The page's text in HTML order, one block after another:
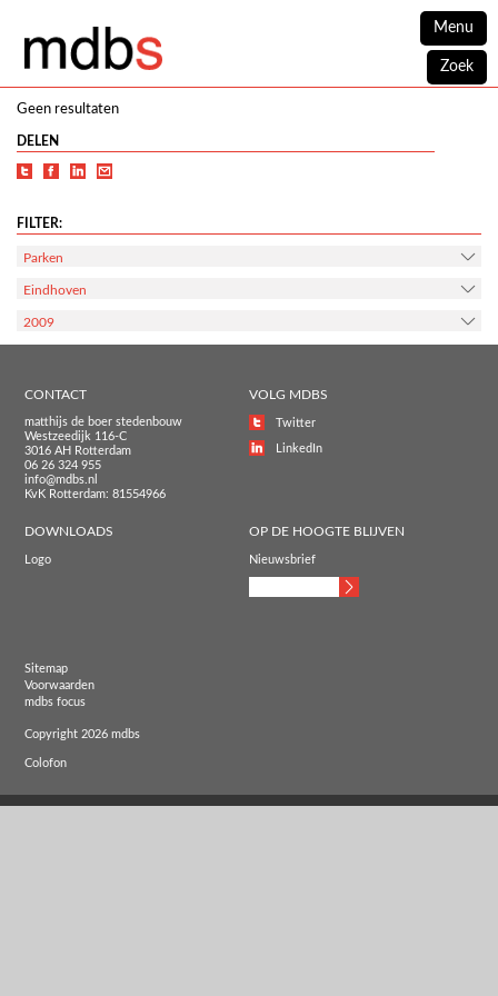
Menu
Zoek
Geen resultaten
DELEN
FILTER:
Parken
Eindhoven
2009
CONTACT
matthijs de boer stedenbouw
Westzeedijk 116-C
3016 AH Rotterdam
06 26 324 955
info@mdbs.nl
KvK Rotterdam: 81554966
VOLG MDBS
Twitter
LinkedIn
DOWNLOADS
Logo
OP DE HOOGTE BLIJVEN
Nieuwsbrief
Sitemap
Voorwaarden
mdbs focus
Copyright 2026 mdbs
Colofon